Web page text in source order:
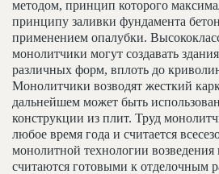
методом, принцип которого
принципу заливки фундамента
применением опалубки.
монолитчики могут создавать
различных форм, вплоть до
Монолитчики возводят жесткий
дальнейшем может быть
конструкции из плит. Труд
любое время года и считается
монолитной технологии
считаются готовыми к отделочным